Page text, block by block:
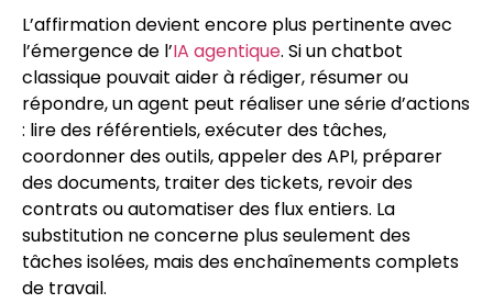
L’affirmation devient encore plus pertinente avec
l’émergence de l’IA agentique. Si un chatbot
classique pouvait aider à rédiger, résumer ou
répondre, un agent peut réaliser une série d’actions
: lire des référentiels, exécuter des tâches,
coordonner des outils, appeler des API, préparer
des documents, traiter des tickets, revoir des
contrats ou automatiser des flux entiers. La
substitution ne concerne plus seulement des
tâches isolées, mais des enchaînements complets
de travail.